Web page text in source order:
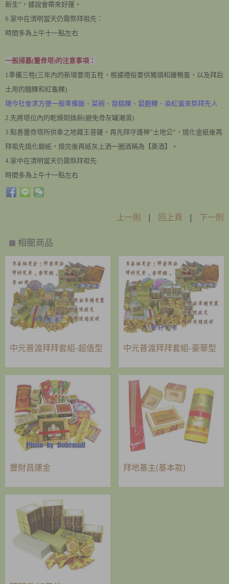
新生”，據說會帶來好運。
6.家中在清明當天仍需祭拜祖先：
時間多為上午十一點左右
一般掃墓(靈骨塔)的注意事項：
1準備三牲(三年內的新墳要用五牲，根據禮俗要供豬頭和雞鴨蛋，以及拜后
土用的麵粿和紅龜粿)
現今社會求方便一般準備飯、菜碗、發糕粿、鼠麴粿、染紅蛋來祭拜先人
2.先將塔位內的乾燥劑換新(避免骨灰罐潮濕)
3.點香靈骨塔所供奉之地藏王菩薩，再先拜守護神”土地公”，燒化金紙後再
拜祖先燒化銀紙，燒完後再紙灰上洒一圈酒稱為【奠酒】。
4.家中在清明當天仍需祭拜祖先:
時間多為上午十一點左右
上一則 | 回上頁 | 下一則
相關商品
中元普渡拜拜套組-超值型 中元普渡拜拜套組-豪華型
豐財昌運金 拜地基主(基本款)